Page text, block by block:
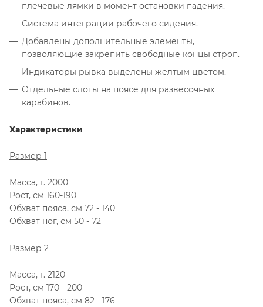
плечевые лямки в момент остановки падения.
Система интеграции рабочего сидения.
Добавлены дополнительные элементы,
позволяющие закрепить свободные концы строп.
Индикаторы рывка выделены желтым цветом.
Отдельные слоты на поясе для развесочных
карабинов.
Характеристики
Размер 1
Масса, г. 2000
Рост, см 160-190
Обхват пояса, см 72 - 140
Обхват ног, см 50 - 72
Размер 2
Масса, г. 2120
Рост, см 170 - 200
Обхват пояса, см 82 - 176